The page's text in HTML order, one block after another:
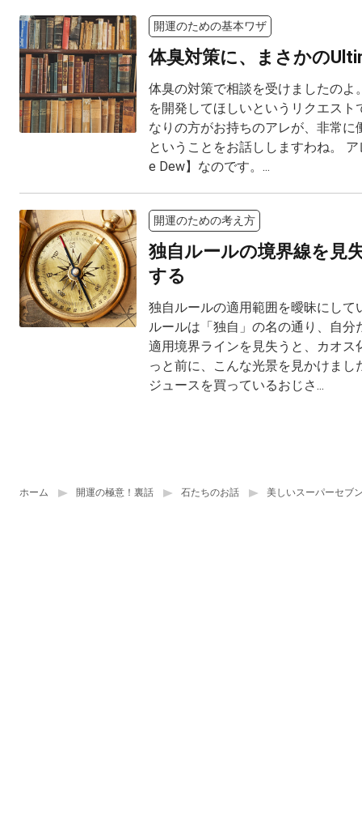
ホーム 開運の極意！裏話 石たちのお話 美しいスーパーセブ
開運のための基本ワザ
体臭対策に、まさかの
体臭の対策で相談を受けましたのよ
を開発してほしいというリクエスト
なりの方がお持ちのアレが、非常に
ということをお話ししますわね。
e Dew】なのです。...
開運のための考え方
独自ルールの境界線を見
する
独自ルールの適用範囲を曖昧にして
ルールは「独自」の名の通り、自分
適用境界ラインを見失うと、カオス
っと前に、こんな光景を見かけまし
ジュースを買っているおじさ...